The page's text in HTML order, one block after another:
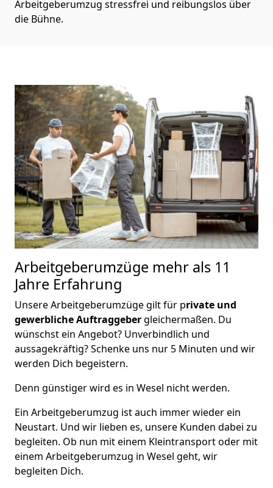
Arbeitgeberumzug stressfrei und reibungslos über
die Bühne.
Arbeitgeberumzüge mehr als 11
Jahre Erfahrung
Unsere Arbeitgeberumzüge gilt für private und
gewerbliche Auftraggebergleichermaßen. Du
wünschst ein Angebot? Unverbindlich und
aussagekräftig? Schenke uns nur 5 Minuten und wir
werden Dich begeistern.
Denn günstiger wird es in Wesel nicht werden.
Ein Arbeitgeberumzug ist auch immer wieder ein
Neustart. Und wir lieben es, unsere Kunden dabei zu
begleiten. Ob nun mit einem Kleintransport oder mit
einem Arbeitgeberumzug in Wesel geht, wir
begleiten Dich.